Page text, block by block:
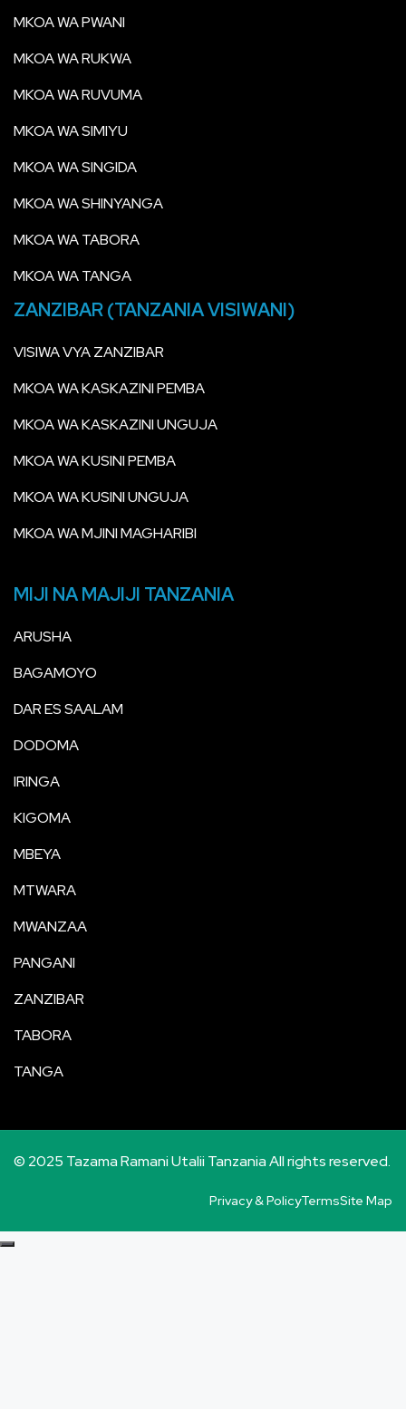
MKOA WA PWANI
MKOA WA RUKWA
MKOA WA RUVUMA
MKOA WA SIMIYU
MKOA WA SINGIDA
MKOA WA SHINYANGA
MKOA WA TABORA
MKOA WA TANGA
ZANZIBAR (TANZANIA VISIWANI)
VISIWA VYA ZANZIBAR
MKOA WA KASKAZINI PEMBA
MKOA WA KASKAZINI UNGUJA
MKOA WA KUSINI PEMBA
MKOA WA KUSINI UNGUJA
MKOA WA MJINI MAGHARIBI
MIJI NA MAJIJI TANZANIA
ARUSHA
BAGAMOYO
DAR ES SAALAM
DODOMA
IRINGA
KIGOMA
MBEYA
MTWARA
MWANZAA
PANGANI
ZANZIBAR
TABORA
TANGA
© 2025 Tazama Ramani Utalii Tanzania All rights reserved.
Privacy & PolicyTermsSite Map